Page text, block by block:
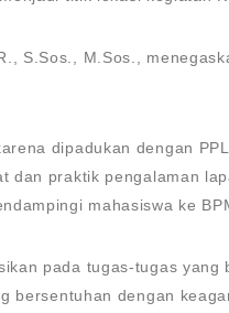
S.Sos., M.Sos.,
dipadukan dengan
dan praktik pengalaman
mahasiswa ke
pada tugas-tugas yang
bersentuhan dengan